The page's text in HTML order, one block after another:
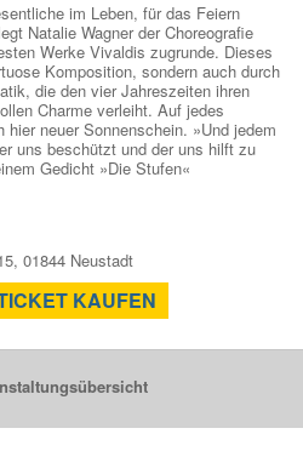
im Leben, für das Feiern
Natalie Wagner der Choreografie
Werke Vivaldis zugrunde. Dieses
Komposition, sondern auch durch
die den vier Jahreszeiten ihren
Charme verleiht. Auf jedes
neuer Sonnenschein. »Und jedem
uns beschützt und der uns hilft zu
Gedicht »Die Stufen«
01844 Neustadt
KAUFEN